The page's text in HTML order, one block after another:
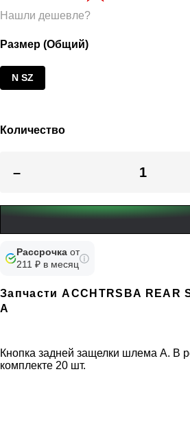
Нашли дешевле?
Размер (Общий)
N SZ
Количество
–
Рассрочка от
211 ₽ в месяц
Запчасти ACCHTRSBA REAR
A
Кнопка задней защелки шлема A. В
комплекте 20 шт.